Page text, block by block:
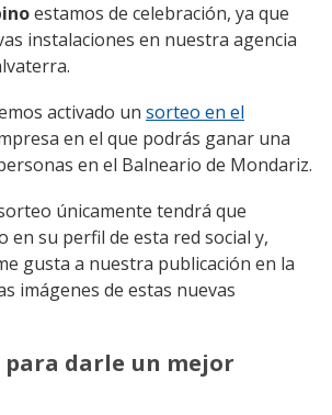
estamos de celebración, ya que
instalaciones en nuestra agencia
activado un sorteo en el
en el que podrás ganar una
en el Balneario de Mondariz.
únicamente tendrá que
en su perfil de esta red social y,
gusta a nuestra publicación en la
imágenes de estas nuevas
para darle un mejor